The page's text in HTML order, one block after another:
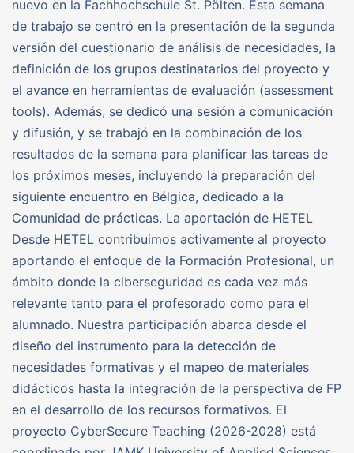
nuevo en la Fachhochschule St. Pölten. Esta semana
de trabajo se centró en la presentación de la segunda
versión del cuestionario de análisis de necesidades, la
definición de los grupos destinatarios del proyecto y
el avance en herramientas de evaluación (assessment
tools). Además, se dedicó una sesión a comunicación
y difusión, y se trabajó en la combinación de los
resultados de la semana para planificar las tareas de
los próximos meses, incluyendo la preparación del
siguiente encuentro en Bélgica, dedicado a la
Comunidad de prácticas. La aportación de HETEL
Desde HETEL contribuimos activamente al proyecto
aportando el enfoque de la Formación Profesional, un
ámbito donde la ciberseguridad es cada vez más
relevante tanto para el profesorado como para el
alumnado. Nuestra participación abarca desde el
diseño del instrumento para la detección de
necesidades formativas y el mapeo de materiales
didácticos hasta la integración de la perspectiva de FP
en el desarrollo de los recursos formativos. El
proyecto CyberSecure Teaching (2026-2028) está